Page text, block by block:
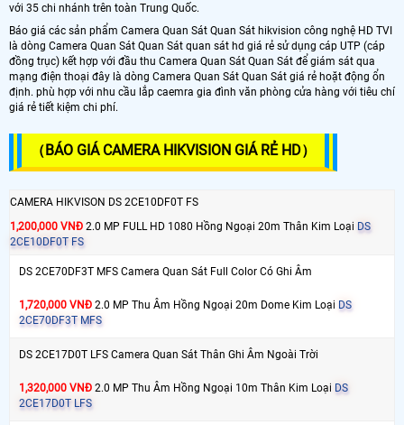
với 35 chi nhánh trên toàn Trung Quốc.
Báo giá các sản phẩm Camera Quan Sát Quan Sát hikvision công nghệ HD TVI
là dòng Camera Quan Sát Quan Sát quan sát hd giá rẻ sử dụng cáp UTP (cáp
đồng trục) kết hợp với đầu thu Camera Quan Sát Quan Sát để giám sát qua
mạng điện thoại đây là dòng Camera Quan Sát Quan Sát giá rẻ hoặt động ổn
định. phù hợp với nhu cầu lắp caemra gia đình văn phòng cửa hàng với tiêu chí
giá rẻ tiết kiệm chi phí.
（BÁO GIÁ CAMERA HIKVISION GIÁ RẺ HD）
CAMERA HIKVISON DS 2CE10DF0T FS
1,200,000 VNĐ 2.0 MP FULL HD 1080 Hồng Ngoại 20m Thân Kim Loại DS
2CE10DF0T FS
DS 2CE70DF3T MFS Camera Quan Sát Full Color Có Ghi Âm
1,720,000 VNĐ 2.0 MP Thu Âm Hồng Ngoại 20m Dome Kim Loại DS
2CE70DF3T MFS
DS 2CE17D0T LFS Camera Quan Sát Thân Ghi Âm Ngoài Trời
1,320,000 VNĐ 2.0 MP Thu Âm Hồng Ngoại 10m Thân Kim Loại DS
2CE17D0T LFS